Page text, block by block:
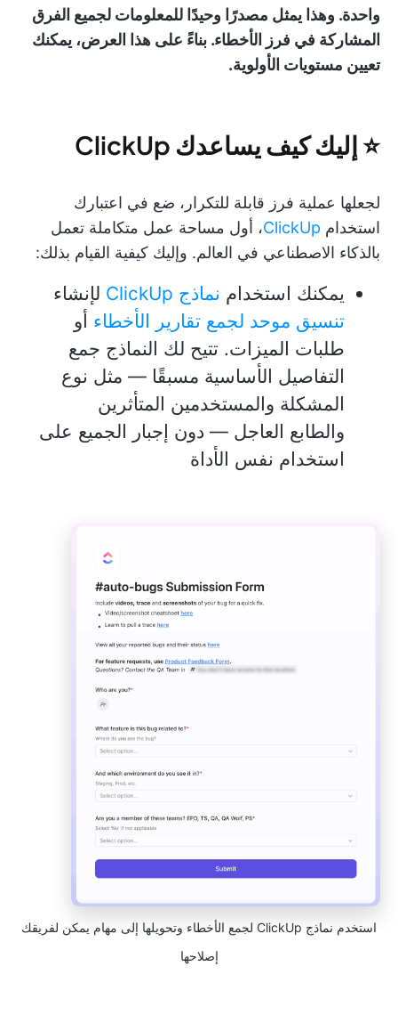
واحدة. وهذا يمثل مصدرًا وحيدًا للمعلومات لجميع الفرق
المشاركة في فرز الأخطاء. بناءً على هذا العرض، يمكنك
تعيين مستويات الأولوية.
⭐️ إليك كيف يساعدك ClickUp
لجعلها عملية فرز قابلة للتكرار، ضع في اعتبارك
استخدام ClickUp، أول مساحة عمل متكاملة تعمل
بالذكاء الاصطناعي في العالم. وإليك كيفية القيام بذلك:
يمكنك استخدام نماذج ClickUp
لإنشاء
تنسيق موحد لجمع تقارير الأخطاء أو
طلبات الميزات. تتيح لك النماذج جمع
التفاصيل الأساسية مسبقًا — مثل نوع
المشكلة والمستخدمين المتأثرين
والطابع العاجل — دون إجبار الجميع على
استخدام نفس الأداة
استخدم نماذج ClickUp لجمع الأخطاء وتحويلها إلى مهام يمكن لفريقك
إصلاحها